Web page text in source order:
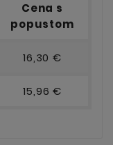
Cena s
popustom
16,30 €
15,96 €